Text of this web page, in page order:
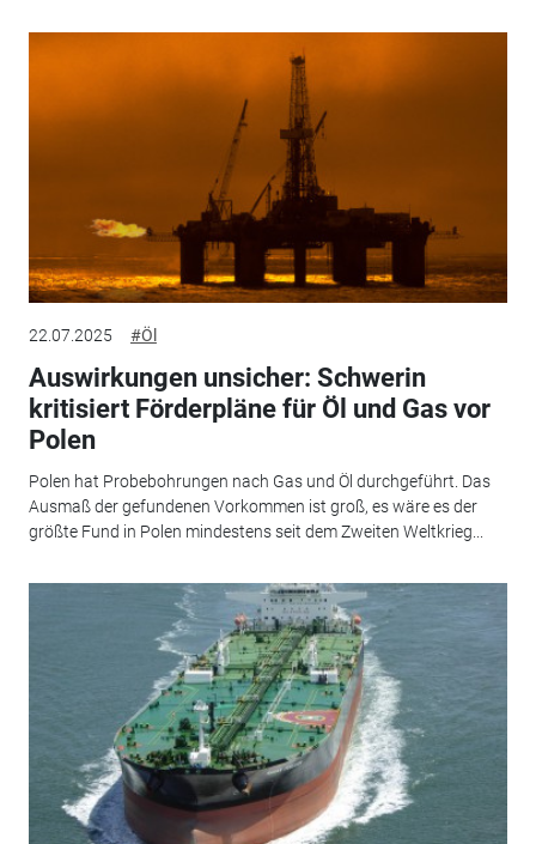
22.07.2025 #Öl
Auswirkungen unsicher: Schwerin
kritisiert Förderpläne für Öl und Gas vor
Polen
Polen hat Probebohrungen nach Gas und Öl durchgeführt. Das
Ausmaß der gefundenen Vorkommen ist groß, es wäre es der
größte Fund in Polen mindestens seit dem Zweiten Weltkrieg...